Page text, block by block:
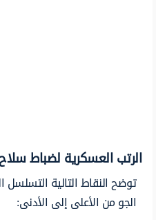
الرتب العسكرية لضباط
توضح النقاط التالية
الجو من الأعلى إلى الأدنى: